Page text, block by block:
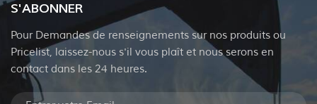
S'ABONNER
Pour Demandes de renseignements sur nos produits ou
Pricelist, laissez-nous s'il vous plaît et nous serons en
contact dans les 24 heures.